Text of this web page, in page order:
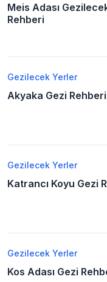
Meis Adası
Rehberi
Gezilecek Yerler
Akyaka Gezi Rehberi
Gezilecek Yerler
Katrancı Koyu Gezi
Gezilecek Yerler
Kos Adası Gezi